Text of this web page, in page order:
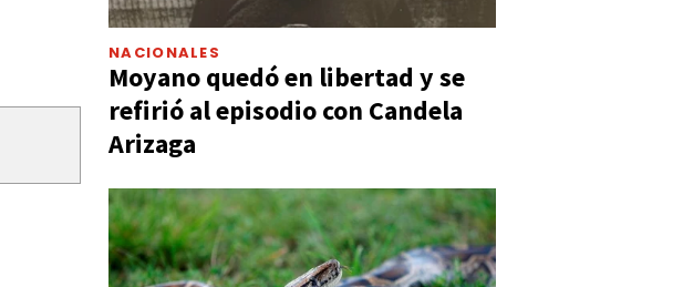
NACIONALES
Moyano quedó en libertad y se
refirió al episodio con Candela
Arizaga